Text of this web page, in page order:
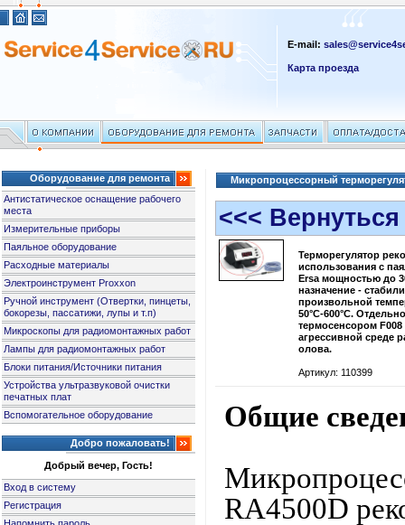
E-mail:
Карта проезда
Оборудование для ремонта
Антистатическое оснащение рабочего
места
Измерительные приборы
Паяльное оборудование
Расходные материалы
Электроинструмент Proxxon
Ручной инструмент (Отвертки, пинцеты,
бокорезы, пассатижи, лупы и т.п)
Микроскопы для радиомонтажных работ
Лампы для радиомонтажных работ
Блоки питания/Источники питания
Устройства ультразвуковой очистки
печатных плат
Вспомогательное оборудование
Добро пожаловать!
Добрый вечер, Гость!
Вход в систему
Регистрация
Микропроцессорный
<<<
Терморегулятор
использования с
Ersa мощностью до
назначение -
произвольной
50°C-600°C.
термосенсором
агрессивной среде
олова.
Артикул: 110399
Общие
RA4500D